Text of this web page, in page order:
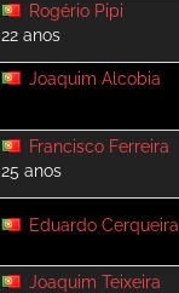
Rogério Pipi
22 anos
Joaquim Alcobia
Francisco Ferreira
25 anos
Eduardo Cerqueira
Joaquim Teixeira